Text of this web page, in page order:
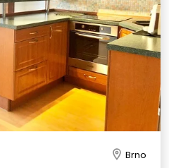
Brno